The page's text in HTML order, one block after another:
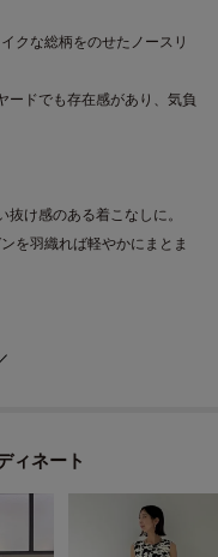
クな総柄をのせたノースリ
ードでも存在感があり、気負
け感のある着こなしに。
を羽織れば軽やかにまとま